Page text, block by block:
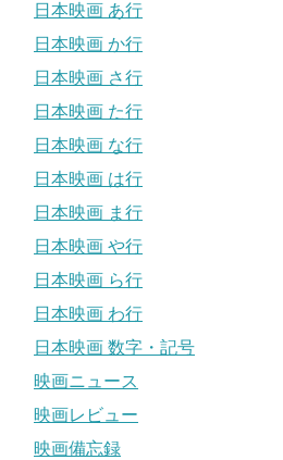
日本映画 あ行
日本映画 か行
日本映画 さ行
日本映画 た行
日本映画 な行
日本映画 は行
日本映画 ま行
日本映画 や行
日本映画 ら行
日本映画 わ行
日本映画 数字・記号
映画ニュース
映画レビュー
映画備忘録